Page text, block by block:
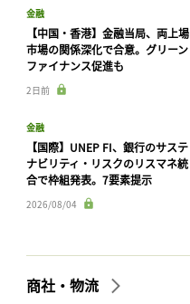
金融
【中国・香港】金融当局、両上場
市場の関係深化で合意。グリーン
ファイナンス促進も
2日前
金融
【国際】UNEP FI、銀行のサステ
ナビリティ・リスクのリスマネ統
合で枠組発表。7要素提示
2026/08/04
商社・物流